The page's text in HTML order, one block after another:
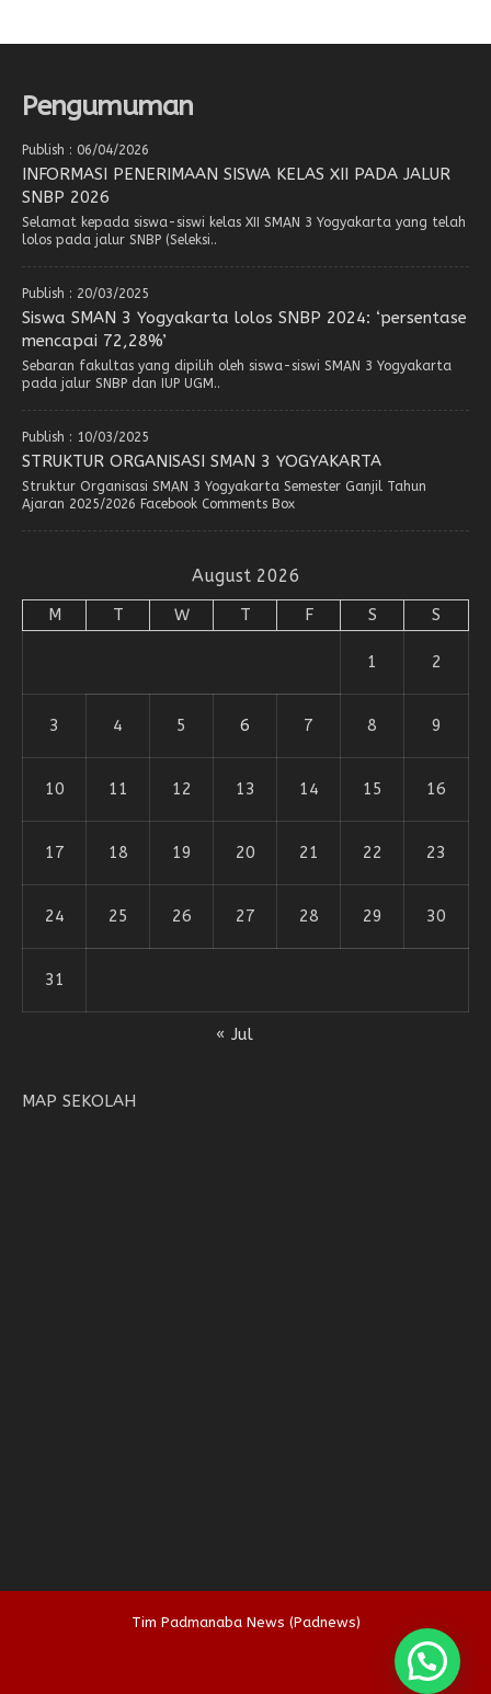
Pengumuman
Publish : 06/04/2026
INFORMASI PENERIMAAN SISWA KELAS XII PADA JALUR
SNBP 2026
Selamat kepada siswa-siswi kelas XII SMAN 3 Yogyakarta yang telah
lolos pada jalur SNBP (Seleksi..
Publish : 20/03/2025
Siswa SMAN 3 Yogyakarta lolos SNBP 2024: ‘persentase
mencapai 72,28%’
Sebaran fakultas yang dipilih oleh siswa-siswi SMAN 3 Yogyakarta
pada jalur SNBP dan IUP UGM..
Publish : 10/03/2025
STRUKTUR ORGANISASI SMAN 3 YOGYAKARTA
Struktur Organisasi SMAN 3 Yogyakarta Semester Ganjil Tahun
Ajaran 2025/2026 Facebook Comments Box
August 2026
M T W T F S S
1 2
3 4 5 6 7 8 9
10 11 12 13 14 15 16
17 18 19 20 21 22 23
24 25 26 27 28 29 30
31
« Jul
MAP SEKOLAH
Tim Padmanaba News (Padnews)